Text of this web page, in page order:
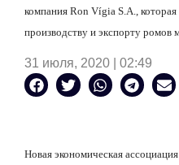
компания Ron Vígia S.A.,
производству и экспорту ромов
31 июля, 2020 | 02:49
Новая экономическая